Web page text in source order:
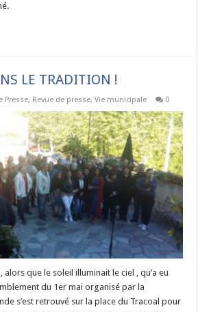
LE TRADITION !
Presse, Revue de presse,Vie municipale 0
alors que le soleil illuminait le ciel , qu’a eu
du 1er mai organisé par la
s’est retrouvé sur la place du Tracoal pour